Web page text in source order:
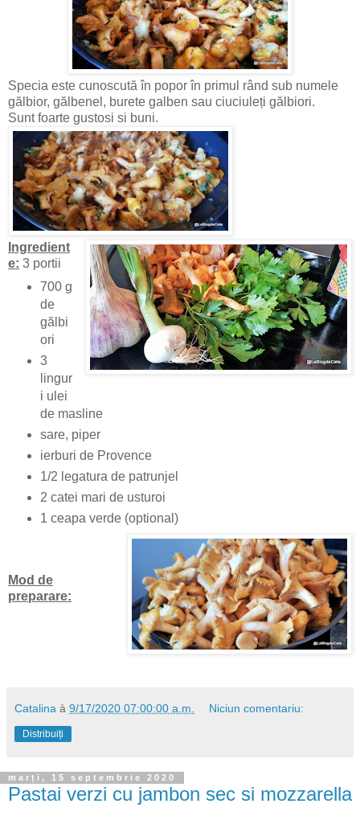
Specia este cunoscută în popor în primul rând sub numele
gălbior, gălbenel, burete galben sau ciuciuleți gălbiori.
Sunt foarte gustosi si buni.
Ingredient
e: 3 portii
700 g
de
gălbi
ori
3
lingur
i ulei
de masline
sare, piper
ierburi de Provence
1/2 legatura de patrunjel
2 catei mari de usturoi
1 ceapa verde (optional)
Mod de
preparare:
Catalina à 9/17/2020 07:00:00 a.m. Niciun comentariu:
Distribuiți
marți, 15 septembrie 2020
Pastai verzi cu jambon sec si mozzarella